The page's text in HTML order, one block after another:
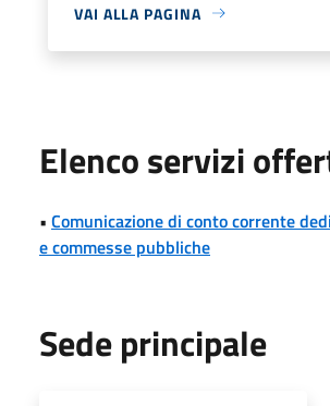
VAI ALLA PAGINA
Elenco servizi
• Comunicazione di conto corrente
e commesse pubbliche
Sede principale